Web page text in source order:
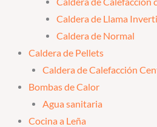
Caldera de Llama
Caldera de Normal
Caldera de Pellets
Caldera de Calefacción
Bombas de Calor
Agua sanitaria
Cocina a Leña